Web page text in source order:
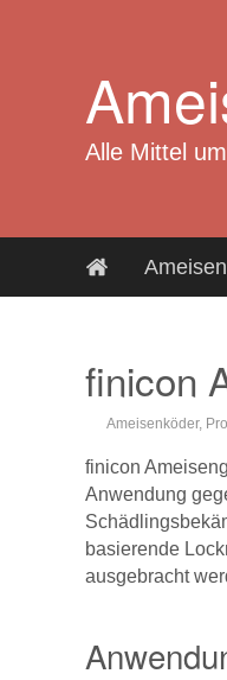
Alle Mittel
finicon
Ameisenköder,
finicon
Anwendung
basierende
ausgebracht